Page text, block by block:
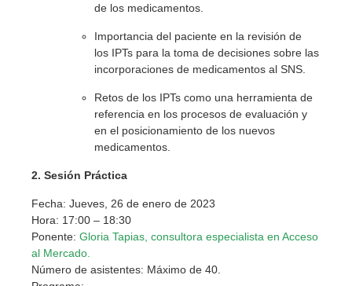
de los medicamentos.
Importancia del paciente en la revisión de
los IPTs para la toma de decisiones sobre las
incorporaciones de medicamentos al SNS.
Retos de los IPTs como una herramienta de
referencia en los procesos de evaluación y
en el posicionamiento de los nuevos
medicamentos.
2. Sesión Práctica
Fecha: Jueves, 26 de enero de 2023
Hora: 17:00 – 18:30
Ponente: Gloria Tapias, consultora especialista en Acceso
al Mercado.
Número de asistentes: Máximo de 40.